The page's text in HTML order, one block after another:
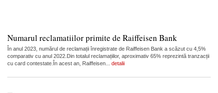
Numarul reclamatiilor primite de Raiffeisen Bank
În anul 2023, numărul de reclamații înregistrate de Raiffeisen Bank a scăzut cu 4,5%
comparativ cu anul 2022.Din totalul reclamațiilor, aproximativ 65% reprezintă tranzacții
cu card contestate.În acest an, Raiffeisen... detalii